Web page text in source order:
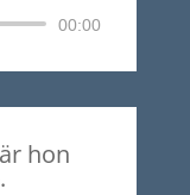
00:00
hon